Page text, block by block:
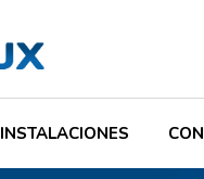
INSTALACIONES